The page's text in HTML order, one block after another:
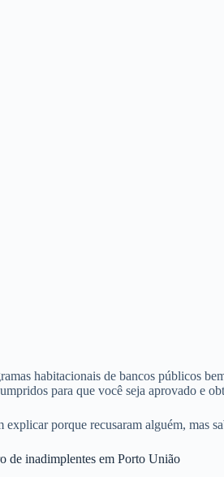
habitacionais de bancos públicos
para que você seja aprovado e
explicar porque recusaram alguém, mas
de inadimplentes em Porto União